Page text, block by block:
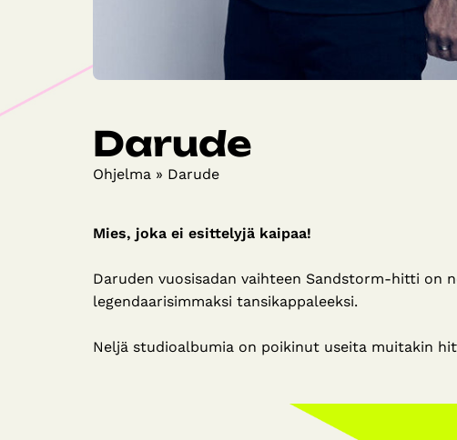
Darude
Ohjelma » Darude
Mies, joka ei esittelyjä kaipaa!
Daruden vuosisadan vaihteen Sandstorm-hitti on
legendaarisimmaksi tansikappaleeksi.
Neljä studioalbumia on poikinut useita muitakin